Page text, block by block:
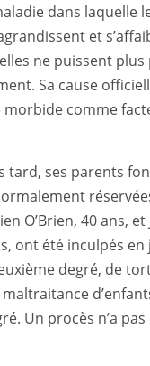
dans laquelle
et
ne puissent
Sa cause
morbide comme
tard, ses parents
O’Brien, 40 ans, et
ont été inculpés
degré, de
Un procès n’a